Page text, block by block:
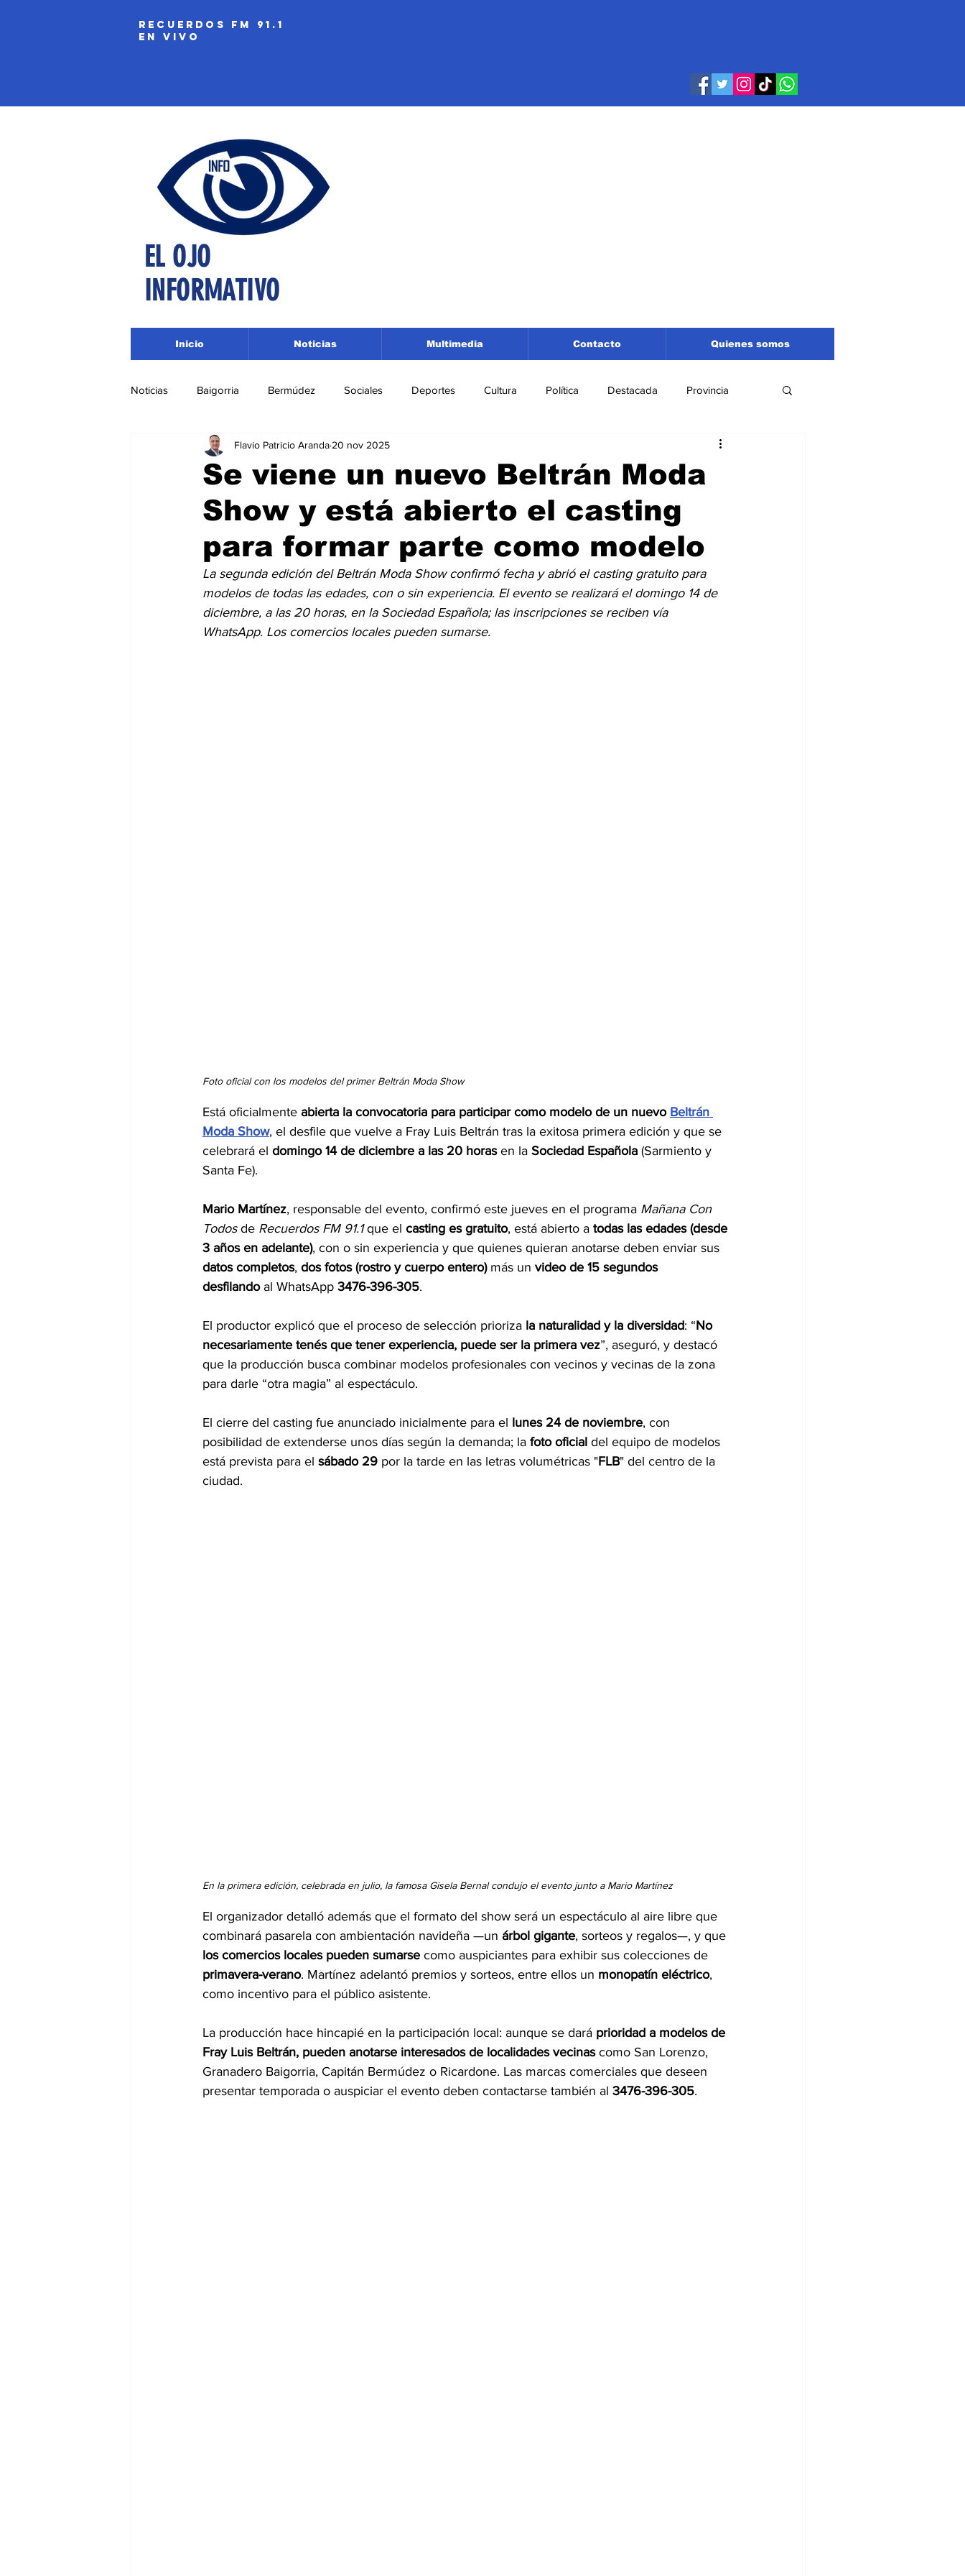
recuerdos fm 91.1
EN VIVO
EL OJO
INFORMATIVO
Inicio Noticias Multimedia Contacto Quienes somos
Noticias Baigorria Bermúdez Sociales Deportes Cultura Política Destacada Provincia
Nacionales Beltrán San Lorenzo Rosario Santa Fe
Roldán Departamento San Lorenzo Pujato Turismo Economía Liga Sanlorencina
Cañada de Gómez
Medioambiente
Se viene un nuevo Beltrán Moda
Show y está abierto el casting
para formar parte como modelo
Flavio Patricio Aranda 20 nov 2025
La segunda edición del Beltrán Moda Show confirmó fecha y abrió el casting gratuito para
modelos de todas las edades, con o sin experiencia. El evento se realizará el domingo 14 de
diciembre, a las 20 horas, en la Sociedad Española; las inscripciones se reciben vía
WhatsApp. Los comercios locales pueden sumarse.
Foto oficial con los modelos del primer Beltrán Moda Show
Está oficialmente abierta la convocatoria para participar como modelo de un nuevo Beltrán
Moda Show, el desfile que vuelve a Fray Luis Beltrán tras la exitosa primera edición y que se
celebrará el domingo 14 de diciembre a las 20 horas en la Sociedad Española (Sarmiento y
Santa Fe).
Mario Martínez, responsable del evento, confirmó este jueves en el programa Mañana Con
Todos de Recuerdos FM 91.1 que el casting es gratuito, está abierto a todas las edades (desde
3 años en adelante), con o sin experiencia y que quienes quieran anotarse deben enviar sus
datos completos, dos fotos (rostro y cuerpo entero) más un video de 15 segundos
desfilando al WhatsApp 3476-396-305.
El productor explicó que el proceso de selección prioriza la naturalidad y la diversidad: “No
necesariamente tenés que tener experiencia, puede ser la primera vez”, aseguró, y destacó
que la producción busca combinar modelos profesionales con vecinos y vecinas de la zona
para darle “otra magia” al espectáculo.
El cierre del casting fue anunciado inicialmente para el lunes 24 de noviembre, con
posibilidad de extenderse unos días según la demanda; la foto oficial del equipo de modelos
está prevista para el sábado 29 por la tarde en las letras volumétricas "FLB" del centro de la
ciudad.
En la primera edición, celebrada en julio, la famosa Gisela Bernal condujo el evento junto a Mario Martínez
El organizador detalló además que el formato del show será un espectáculo al aire libre que
combinará pasarela con ambientación navideña —un árbol gigante, sorteos y regalos—, y que
los comercios locales pueden sumarse como auspiciantes para exhibir sus colecciones de
primavera-verano. Martínez adelantó premios y sorteos, entre ellos un monopatín eléctrico,
como incentivo para el público asistente.
La producción hace hincapié en la participación local: aunque se dará prioridad a modelos de
Fray Luis Beltrán, pueden anotarse interesados de localidades vecinas como San Lorenzo,
Granadero Baigorria, Capitán Bermúdez o Ricardone. Las marcas comerciales que deseen
presentar temporada o auspiciar el evento deben contactarse también al 3476-396-305.